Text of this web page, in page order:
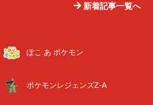
新着記事一覧へ
ぽこ あ ポケモン
ポケモンレジェンズZ-A